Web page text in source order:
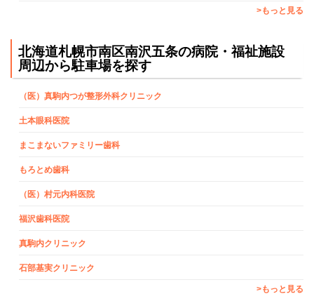
>もっと見る
北海道札幌市南区南沢五条の病院・福祉施設
周辺から駐車場を探す
（医）真駒内つが整形外科クリニック
土本眼科医院
まこまないファミリー歯科
もろとめ歯科
（医）村元内科医院
福沢歯科医院
真駒内クリニック
石部基実クリニック
>もっと見る